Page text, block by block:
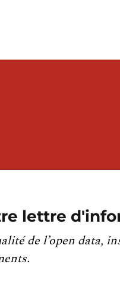
lettre
de l’open data,